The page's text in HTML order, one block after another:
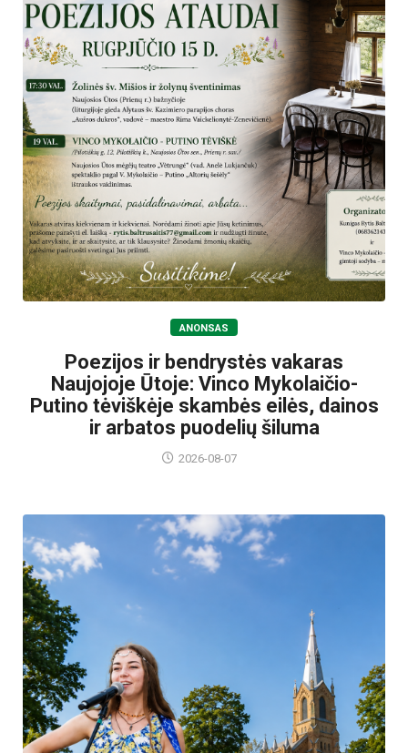
ANONSAS
Poezijos ir bendrystės vakaras
Naujojoje Ūtoje: Vinco Mykolaičio-
Putino tėviškėje skambės eilės, dainos
ir arbatos puodelių šiluma
2026-08-07